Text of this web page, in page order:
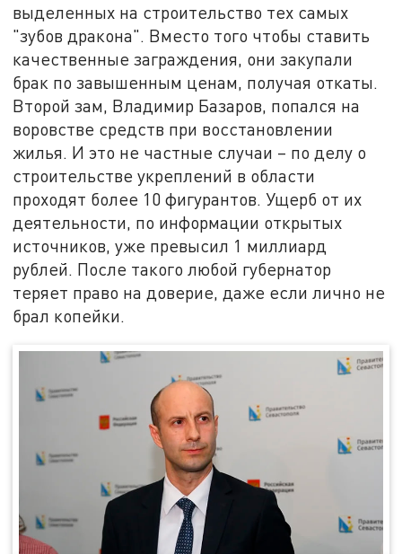
выделенных на строительство тех самых
"зубов дракона". Вместо того чтобы ставить
качественные заграждения, они закупали
брак по завышенным ценам, получая откаты.
Второй зам, Владимир Базаров, попался на
воровстве средств при восстановлении
жилья. И это не частные случаи – по делу о
строительстве укреплений в области
проходят более 10 фигурантов. Ущерб от их
деятельности, по информации открытых
источников, уже превысил 1 миллиард
рублей. После такого любой губернатор
теряет право на доверие, даже если лично не
брал копейки.